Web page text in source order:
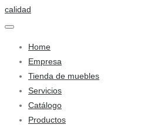
Home
Empresa
Tienda de muebles
Servicios
Catálogo
Productos